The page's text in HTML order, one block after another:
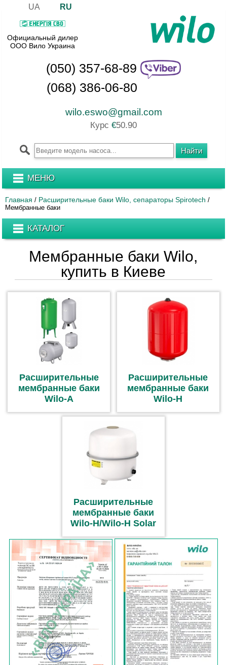
UA RU
Официальный дилер
ООО Вило Украина
(050) 357-68-89
(068) 386-06-80
wilo.eswo@gmail.com
Курс €50.90
МЕНЮ
Главная / Расширительные баки Wilo, сепараторы Spirotech /
Мембранные баки
КАТАЛОГ
Мембранные баки Wilo,
купить в Киеве
Расширительные
мембранные баки
Wilo-A
Расширительные
мембранные баки
Wilo-H
Расширительные
мембранные баки
Wilo-H/Wilo-H Solar